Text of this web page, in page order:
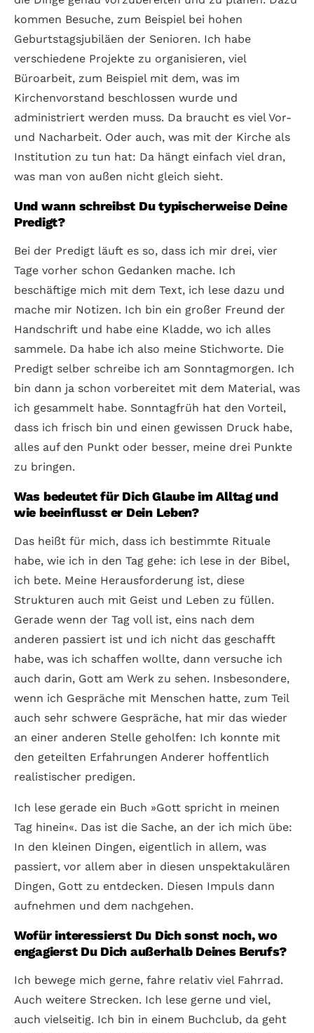
kommen Besuche, zum Beispiel bei hohen
Geburtstagsjubiläen der Senioren. Ich habe
verschiedene Projekte zu organisieren, viel
Büroarbeit, zum Beispiel mit dem, was im
Kirchenvorstand beschlossen wurde und
administriert werden muss. Da braucht es viel Vor-
und Nacharbeit. Oder auch, was mit der Kirche als
Institution zu tun hat: Da hängt einfach viel dran,
was man von außen nicht gleich sieht.
Und wann schreibst Du typischerweise Deine
Predigt?
Bei der Predigt läuft es so, dass ich mir drei, vier
Tage vorher schon Gedanken mache. Ich
beschäftige mich mit dem Text, ich lese dazu und
mache mir Notizen. Ich bin ein großer Freund der
Handschrift und habe eine Kladde, wo ich alles
sammele. Da habe ich also meine Stichworte. Die
Predigt selber schreibe ich am Sonntagmorgen. Ich
bin dann ja schon vorbereitet mit dem Material, was
ich gesammelt habe. Sonntagfrüh hat den Vorteil,
dass ich frisch bin und einen gewissen Druck habe,
alles auf den Punkt oder besser, meine drei Punkte
zu bringen.
Was bedeutet für Dich Glaube im Alltag und
wie beeinflusst er Dein Leben?
Das heißt für mich, dass ich bestimmte Rituale
habe, wie ich in den Tag gehe: ich lese in der Bibel,
ich bete. Meine Herausforderung ist, diese
Strukturen auch mit Geist und Leben zu füllen.
Gerade wenn der Tag voll ist, eins nach dem
anderen passiert ist und ich nicht das geschafft
habe, was ich schaffen wollte, dann versuche ich
auch darin, Gott am Werk zu sehen. Insbesondere,
wenn ich Gespräche mit Menschen hatte, zum Teil
auch sehr schwere Gespräche, hat mir das wieder
an einer anderen Stelle geholfen: Ich konnte mit
den geteilten Erfahrungen Anderer hoffentlich
realistischer predigen.
Ich lese gerade ein Buch »Gott spricht in meinen
Tag hinein«. Das ist die Sache, an der ich mich übe:
In den kleinen Dingen, eigentlich in allem, was
passiert, vor allem aber in diesen unspektakulären
Dingen, Gott zu entdecken. Diesen Impuls dann
aufnehmen und dem nachgehen.
Wofür interessierst Du Dich sonst noch, wo
engagierst Du Dich außerhalb Deines Berufs?
Ich bewege mich gerne, fahre relativ viel Fahrrad.
Auch weitere Strecken. Ich lese gerne und viel,
auch vielseitig. Ich bin in einem Buchclub, da geht